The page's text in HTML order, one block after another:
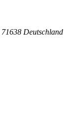
71638 Deutschland